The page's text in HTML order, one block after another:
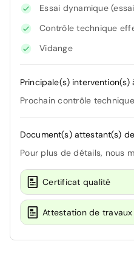
Essai dynamique
Contrôle technique
Vidange
Principale(s) intervention(s)
Prochain contrôle
Document(s) attestant(s)
Pour plus de détails, nous
Certificat qualité
Attestation de travaux